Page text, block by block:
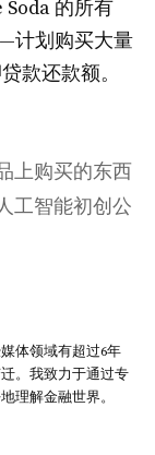
的所有
计划购买大量
款还款额。
上购买的东西
工智能初创公
体领域有超过6年
。我致力于通过专
理解金融世界。